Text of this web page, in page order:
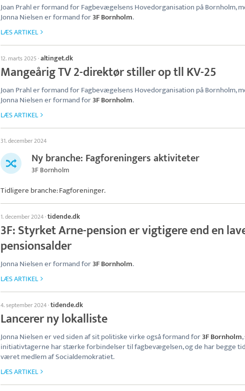
Joan Prahl er formand for Fagbevægelsens Hovedorganisation på Bornholm,
Jonna Nielsen er formand for3F Bornholm.
LÆS ARTIKEL
12. marts 2025·altinget.dk
Mangeårig TV 2-direktør stiller op tll KV-25
Joan Prahl er formand for Fagbevægelsens Hovedorganisation på Bornholm,
Jonna Nielsen er formand for3F Bornholm.
LÆS ARTIKEL
31. december 2024
Ny branche: Fagforeningers aktiviteter
3F Bornholm
Tidligere branche: Fagforeninger.
1. december 2024·tidende.dk
3F: Styrket Arne-pension er vigtigere end en
pensionsalder
Jonna Nielsen er formand for3F Bornholm.
LÆS ARTIKEL
4. september 2024·tidende.dk
Lancerer ny lokalliste
Jonna Nielsen er ved siden af sit politiske virke også formand for3F Bornholm,
initiativtagerne har stærke forbindelser til fagbevægelsen, og de har begge
været medlem af Socialdemokratiet.
LÆS ARTIKEL